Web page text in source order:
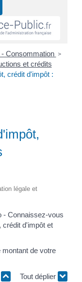
Consommation >
et crédits
crédit d'impôt :
légale et
- Connaissez-vous
crédit d'impôt et
montant de votre
Tout déplier